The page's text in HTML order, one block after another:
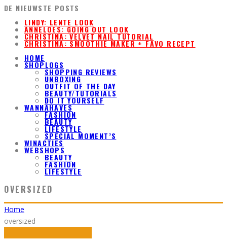
DE NIEUWSTE POSTS
LINDY: LENTE LOOK
ANNELOES: GOING OUT LOOK
CHRISTINA: VELVET NAIL TUTORIAL
CHRISTINA: SMOOTHIE MAKER + FAVO RECEPT
HOME
SHOPLOGS
SHOPPING REVIEWS
UNBOXING
OUTFIT OF THE DAY
BEAUTY/TUTORIALS
DO IT YOURSELF
WANNAHAVES
FASHION
BEAUTY
LIFESTYLE
SPECIAL MOMENT’S
WINACTIES
WEBSHOPS
BEAUTY
FASHION
LIFESTYLE
OVERSIZED
Home
oversized